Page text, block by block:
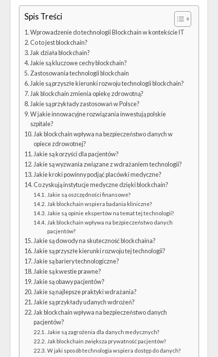
Spis Treści
Wprowadzenie do technologii Blockchain w kontekście IT
Co to jest blockchain?
Jak działa blockchain?
Jakie są kluczowe cechy blockchain?
Zastosowania technologii blockchain
Jakie są przyszłe kierunki rozwoju technologii blockchain?
Jak blockchain zmienia opiekę zdrowotną?
Jakie są przykłady zastosowań w Polsce?
W jakie innowacyjne rozwiązania inwestują polskie
szpitale?
Jak blockchain wpływa na bezpieczeństwo danych w
opiece zdrowotnej?
Jakie są korzyści dla pacjentów?
Jakie są wyzwania związane z wdrażaniem technologii?
Jakie kroki powinny podjąć placówki medyczne?
Co zyskują instytucje medyczne dzięki blockchain?
Jakie są oszczędności finansowe?
Jak blockchain wspiera badania kliniczne?
Jakie są opinie ekspertów na temat tej technologii?
Jak blockchain wpływa na bezpieczeństwo danych
pacjentów?
Jakie są dowody na skuteczność blockchaina?
Jakie są przyszłe kierunki rozwoju tej technologii?
Jakie są bariery technologiczne?
Jakie są kwestie prawne?
Jakie są obawy pacjentów?
Jakie są najlepsze praktyki wdrażania?
Jakie są przykłady udanych wdrożeń?
Jak blockchain wpływa na bezpieczeństwo danych
pacjentów?
Jakie są zagrożenia dla danych medycznych?
Jak blockchain zwiększa prywatność pacjentów?
W jaki sposób technologia wspiera dostęp do danych?